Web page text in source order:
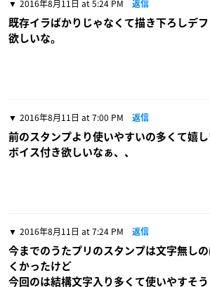
2016年8月11日 at 5:24 PM 返信
既存イラばかりじゃなくて描き下ろしデ
欲しいな。
2016年8月11日 at 7:00 PM 返信
前のスタンプより使いやすいの多くて嬉し
ボイス付き欲しいなぁ、、
2016年8月11日 at 7:24 PM 返信
今までのうたプリのスタンプは文字無し
くかったけど
今回のは結構文字入り多くて使いやすそう